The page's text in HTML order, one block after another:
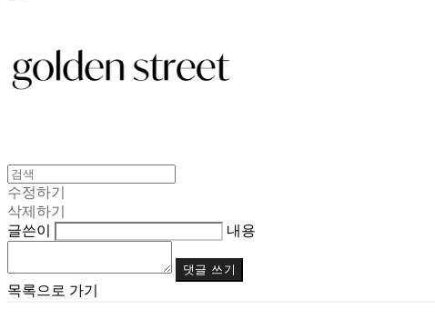
수정하기
삭제하기
글쓴이
내용
댓글 쓰기
목록으로 가기